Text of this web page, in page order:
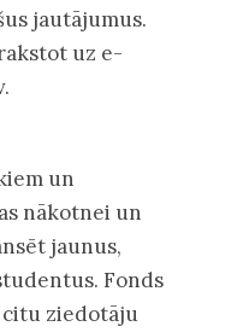
jautājumus.
uz e-
un
nākotnei un
jaunus,
Fonds
citu ziedotāju